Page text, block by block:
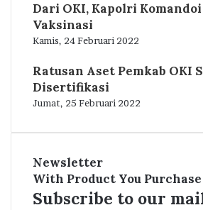
Dari OKI, Kapolri
Vaksinasi
Kamis, 24 Februari 2022
Ratusan Aset Pemkab OKI
Disertifikasi
Jumat, 25 Februari 2022
Newsletter
With Product You Purchase
Subscribe to our